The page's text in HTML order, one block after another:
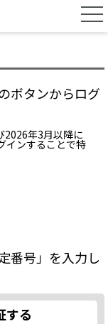
ボタンからログ
年3月以降に
インすることで特
番号」を入力し
する